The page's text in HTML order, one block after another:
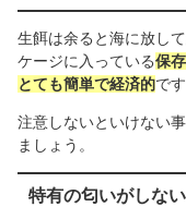
生餌は余ると海に放し
ケージに入っている保
とても簡単で経済的です
注意しないといけない
ましょう。
特有の匂いがしない